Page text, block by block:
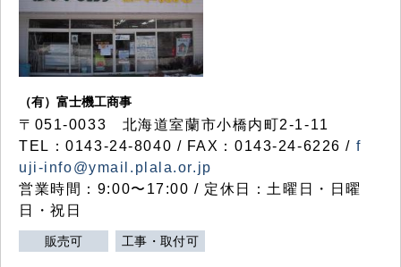
（有）富士機工商事
〒051-0033 北海道室蘭市小橋内町2-1-11
TEL：0143-24-8040 / FAX：0143-24-6226 / f
uji-info@ymail.plala.or.jp
営業時間：9:00〜17:00 / 定休日：土曜日・日曜
日・祝日
販売可 工事・取付可